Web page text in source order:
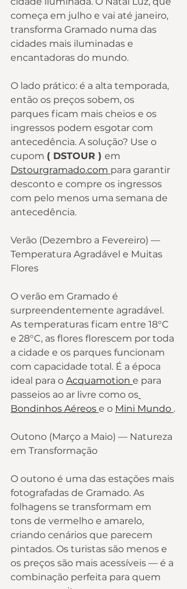
começa em julho e vai até janeiro,
transforma Gramado numa das
cidades mais iluminadas e
encantadoras do mundo.
O lado prático: é a alta temporada,
então os preços sobem, os
parques ficam mais cheios e os
ingressos podem esgotar com
antecedência. A solução? Use o
cupom ( DSTOUR ) em
Dstourgramado.com para garantir
desconto e compre os ingressos
com pelo menos uma semana de
antecedência.
Verão (Dezembro a Fevereiro) —
Temperatura Agradável e Muitas
Flores
O verão em Gramado é
surpreendentemente agradável.
As temperaturas ficam entre 18°C
e 28°C, as flores florescem por toda
a cidade e os parques funcionam
com capacidade total. É a época
ideal para o Acquamotion e para
passeios ao ar livre como os
Bondinhos Aéreos e o Mini Mundo .
Outono (Março a Maio) — Natureza
em Transformação
O outono é uma das estações mais
fotografadas de Gramado. As
folhagens se transformam em
tons de vermelho e amarelo,
criando cenários que parecem
pintados. Os turistas são menos e
os preços são mais acessíveis — é a
combinação perfeita para quem